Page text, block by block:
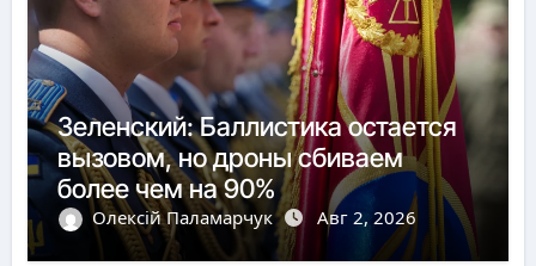
Зеленский: Баллистика остается
вызовом, но дроны сбиваем
более чем на 90%
Олексій Паламарчук Авг 2, 2026